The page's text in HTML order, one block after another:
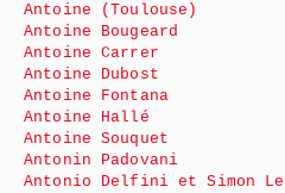
Antoine (Toulouse)
Antoine Bougeard
Antoine Carrer
Antoine Dubost
Antoine Fontana
Antoine Hallé
Antoine Souquet
Antonin Padovani
Antonio Delfini et Simon